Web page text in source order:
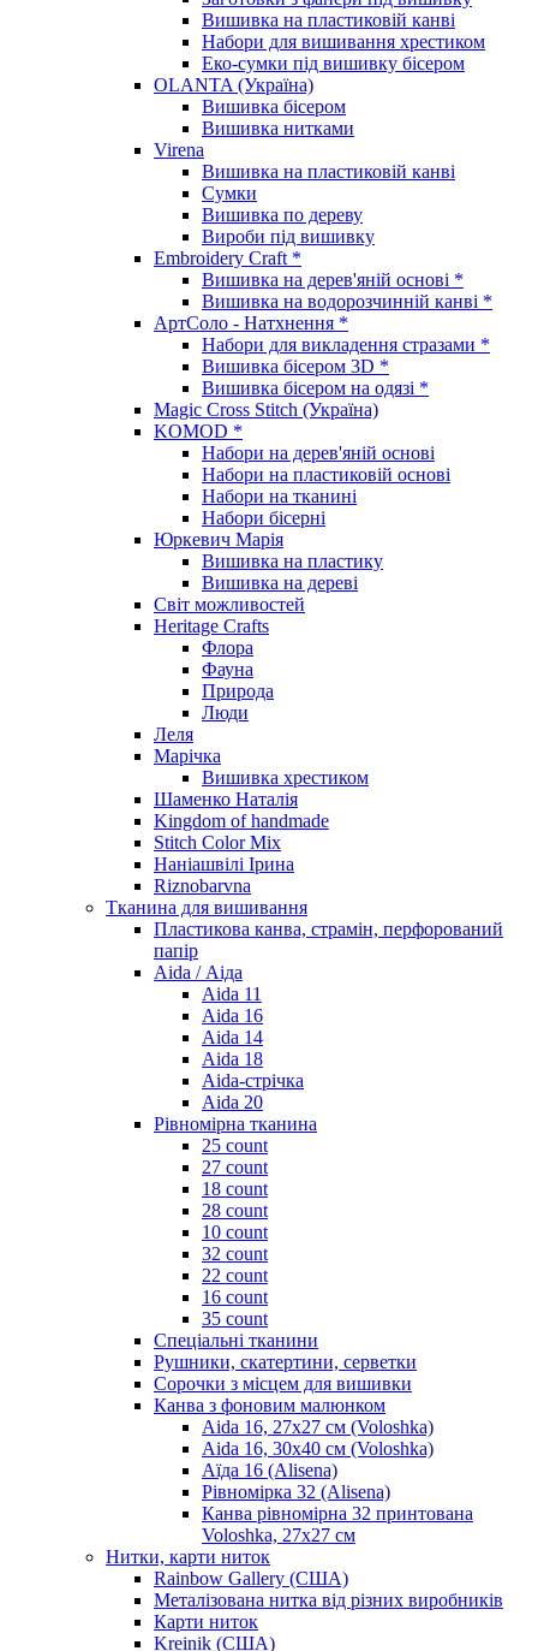
Вишивка на пластиковій канві
Набори для вишивання хрестиком
Еко-сумки під вишивку бісером
OLANTA (Україна)
Вишивка бісером
Вишивка нитками
Virena
Вишивка на пластиковій канві
Сумки
Вишивка по дереву
Вироби під вишивку
Embroidery Craft *
Вишивка на дерев'яній основі *
Вишивка на водорозчинній канві *
АртСоло - Натхнення *
Набори для викладення стразами *
Вишивка бісером 3D *
Вишивка бісером на одязі *
Magic Cross Stitch (Україна)
KOMOD *
Набори на дерев'яній основі
Набори на пластиковій основі
Набори на тканині
Набори бісерні
Юркевич Марія
Вишивка на пластику
Вишивка на дереві
Світ можливостей
Heritage Crafts
Флора
Фауна
Природа
Люди
Леля
Марічка
Вишивка хрестиком
Шаменко Наталія
Kingdom of handmade
Stitch Color Mix
Наніашвілі Ірина
Riznobarvna
Тканина для вишивання
Пластикова канва, страмін, перфорований
папір
Aida / Аіда
Aida 11
Aida 16
Aida 14
Aida 18
Aida-стрічка
Aida 20
Рівномірна тканина
25 count
27 count
18 count
28 count
10 count
32 count
22 count
16 count
35 count
Спеціальні тканини
Рушники, скатертини, серветки
Сорочки з місцем для вишивки
Канва з фоновим малюнком
Aida 16, 27х27 см (Voloshka)
Aida 16, 30х40 см (Voloshka)
Аїда 16 (Alisena)
Рівномірка 32 (Alisena)
Канва рівномірна 32 принтована
Voloshka, 27х27 см
Нитки, карти ниток
Rainbow Gallery (США)
Металізована нитка від різних виробників
Карти ниток
Kreinik (США)